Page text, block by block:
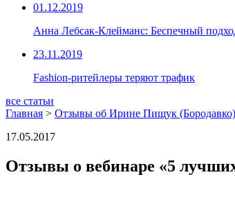
01.12.2019
Анна Лебсак-Клейманс: Беспечный
23.11.2019
Fashion-ритейлеры теряют трафик
все статьи
Главная > Отзывы об Ирине Пищук (Бородавко)
17.05.2017
Отзывы о вебинаре «5